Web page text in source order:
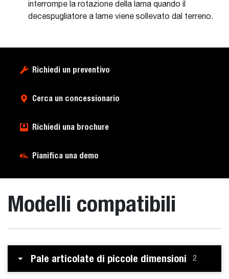
interrompe la rotazione della lama quando il
decespugliatore a lame viene sollevato dal terreno.
Richiedi un preventivo
Cerca un concessionario
Richiedi una brochure
Pianifica una demo
Modelli compatibili
Pale articolate di piccole dimensioni 2